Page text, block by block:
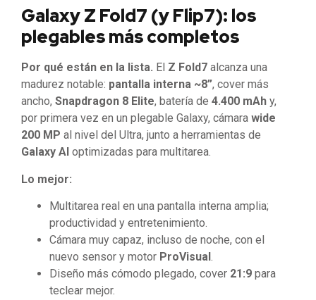
Galaxy Z Fold7 (y Flip7): los
plegables más completos
Por qué están en la lista. El Z Fold7 alcanza una
madurez notable: pantalla interna ~8”, cover más
ancho, Snapdragon 8 Elite, batería de 4.400 mAh y,
por primera vez en un plegable Galaxy, cámara wide
200 MP al nivel del Ultra, junto a herramientas de
Galaxy AI optimizadas para multitarea.
Lo mejor:
Multitarea real en una pantalla interna amplia;
productividad y entretenimiento.
Cámara muy capaz, incluso de noche, con el
nuevo sensor y motor ProVisual .
Diseño más cómodo plegado, cover 21:9 para
teclear mejor.